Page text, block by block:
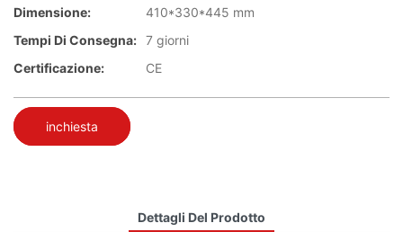
Dimensione:
410*330*445 mm
Tempi Di Consegna: 7 giorni
Certificazione:
CE
inchiesta
Dettagli Del Prodotto